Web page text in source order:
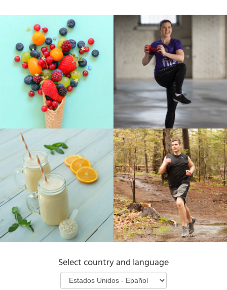
Select country and language